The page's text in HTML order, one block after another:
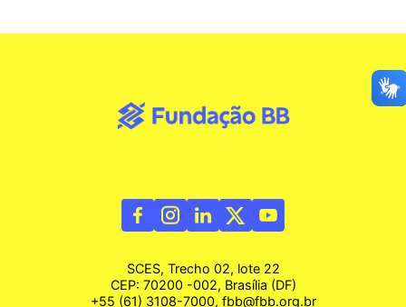
SCES, Trecho 02, lote 22
CEP: 70200 -002, Brasília (DF)
+55 (61) 3108-7000, fbb@fbb.org.br